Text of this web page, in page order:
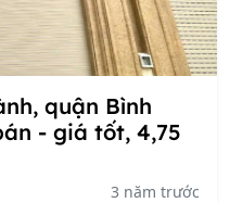
quận Bình
- giá tốt, 4,75
3 năm trước